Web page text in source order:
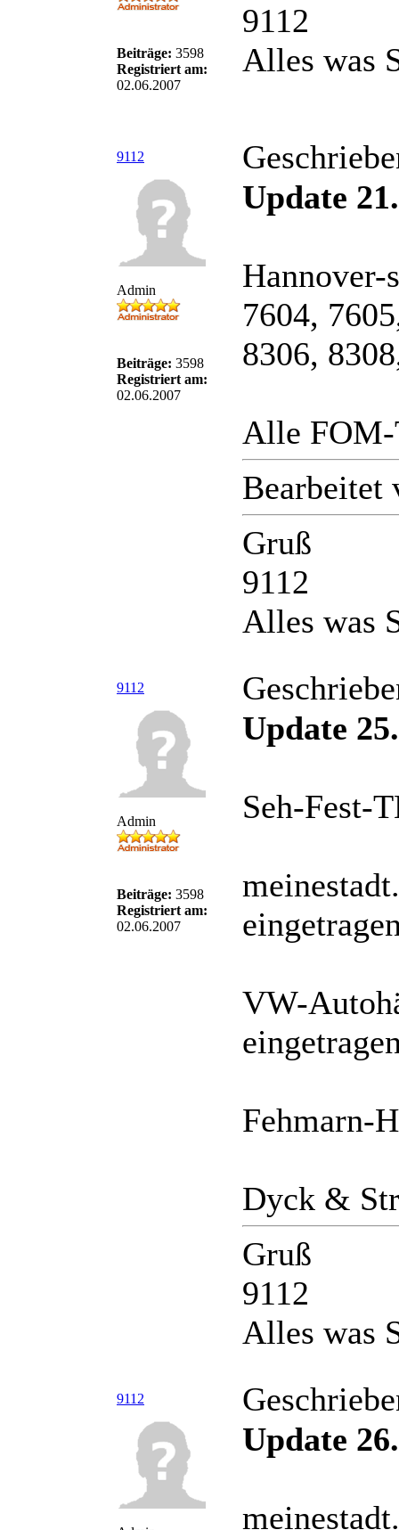
Beiträge: 3598
Registriert am:
02.06.2007
9112
Alles was
9112
Admin
Beiträge: 3598
Registriert am:
02.06.2007
Update
Hannover-
7604,
8306,
Alle
Bearbeitet
Gruß
9112
Alles was
9112
Admin
Beiträge: 3598
Registriert am:
02.06.2007
Update
Seh-Fest-
VW-
Fehmarn-
Dyck &
Gruß
9112
Alles was
9112
Update